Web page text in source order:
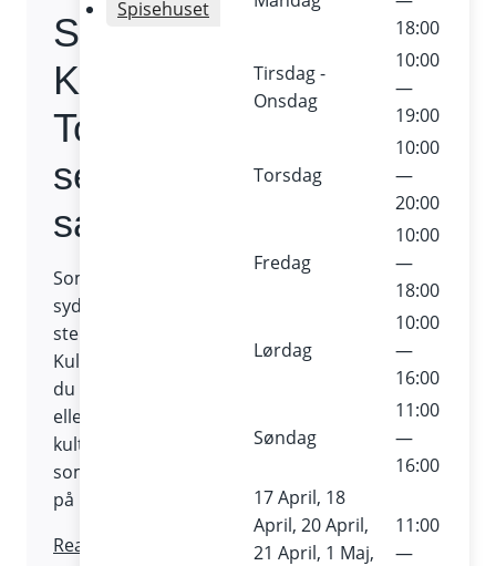
Spisehuset
18:00
Tirsdag -
Onsdag
10:00
—
19:00
Torsdag
10:00
—
20:00
Fredag
10:00
—
18:00
Lørdag
10:00
—
16:00
Søndag
11:00
—
16:00
17 April, 18
April, 20 April,
21 April, 1 Maj,
11:00
—
Sommeren på
Kulturværftet og
Toldkammeret: Fra
sejl-til-koncerter til
sanketure
Sommeren kommer til at summe af hygge,
syde med madoplevelser og simre af
stemningsfulde kulturoplevelser på
Kulturværftet og i Toldkammeret. Hvad enten
du er lille eller stor, ung eller ældre, dig selv
eller sammen med flere, så er der masser af
kulturelle oplevelser i vente. Find hele
sommerprogrammet, menuer og åbningstider
på kuto.dk/sommer
Read More